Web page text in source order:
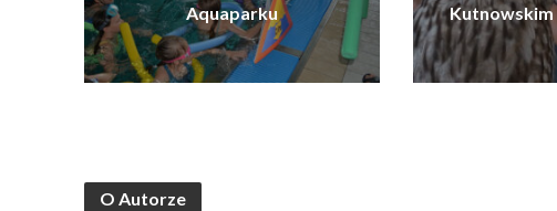
Aquaparku
O Autorze